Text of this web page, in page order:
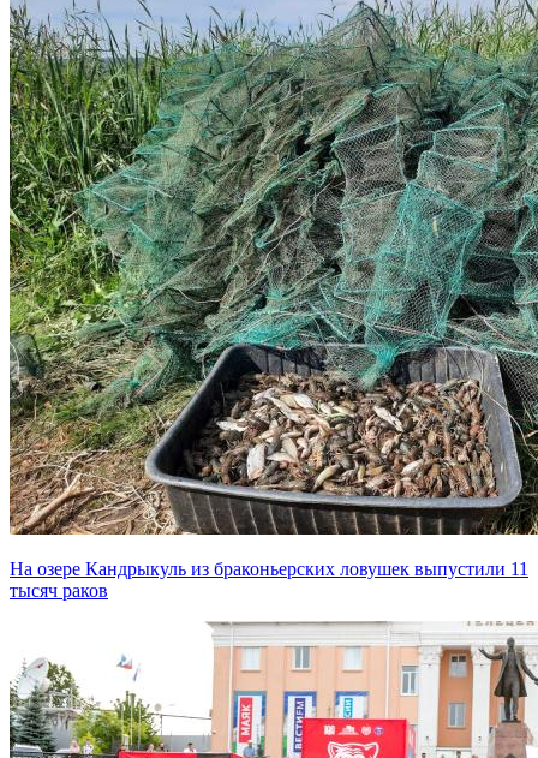
На озере Кандрыкуль из браконьерских ловушек выпустили 11
тысяч раков